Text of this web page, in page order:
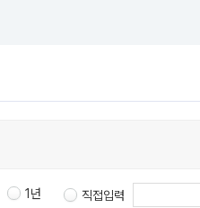
1년 직접입력